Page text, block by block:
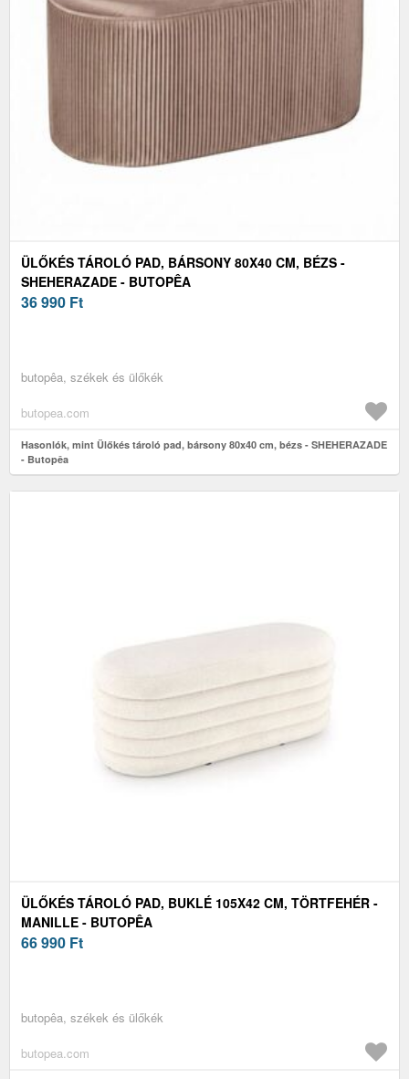
ÜLŐKÉS TÁROLÓ PAD, BÁRSONY 80X40 CM, BÉZS -
SHEHERAZADE - BUTOPÊA
36 990 Ft
butopêa, székek és ülőkék
butopea.com
Hasonlók, mint Ülőkés tároló pad, bársony 80x40 cm, bézs - SHEHERAZADE
- Butopêa
ÜLŐKÉS TÁROLÓ PAD, BUKLÉ 105X42 CM, TÖRTFEHÉR -
MANILLE - BUTOPÊA
66 990 Ft
butopêa, székek és ülőkék
butopea.com